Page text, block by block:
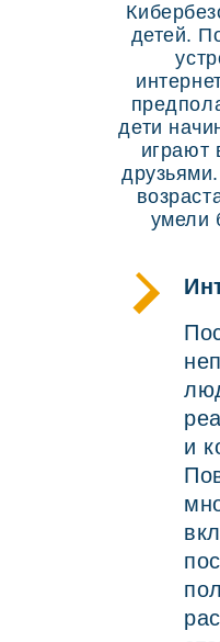
детей.
дети
играют
умели
и